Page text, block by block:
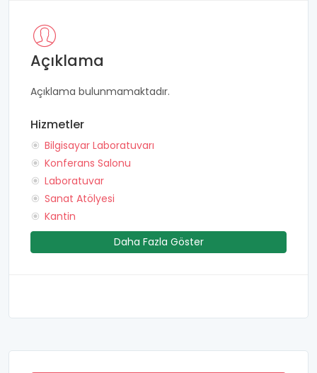
Açıklama
Açıklama bulunmamaktadır.
Hizmetler
Bilgisayar Laboratuvarı
Konferans Salonu
Laboratuvar
Sanat Atölyesi
Kantin
Daha Fazla Göster